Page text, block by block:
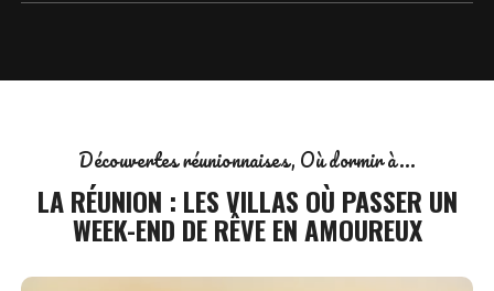
Découvertes réunionnaises Où dormir à...
LA RÉUNION : LES VILLAS OÙ PASSER UN
WEEK-END DE RÊVE EN AMOUREUX